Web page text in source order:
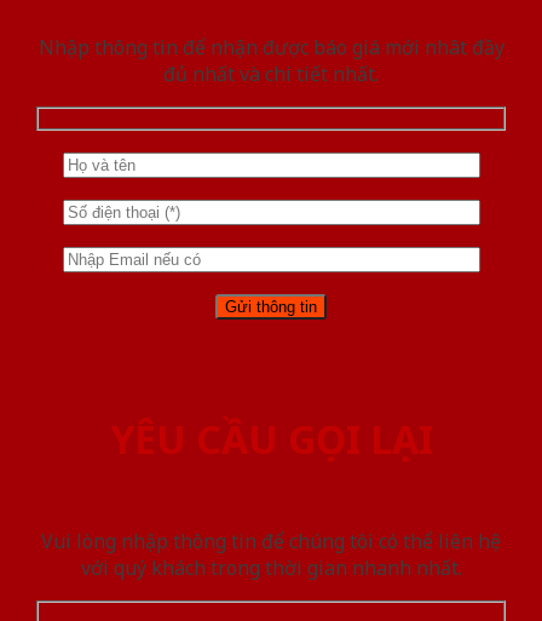
Nhập thông tin để nhận được báo giá mới nhât đầy
đủ nhất và chi tiết nhất.
YÊU CẦU GỌI LẠI
Vui lòng nhập thông tin để chúng tôi có thể liên hệ
với quý khách trong thời gian nhanh nhất.